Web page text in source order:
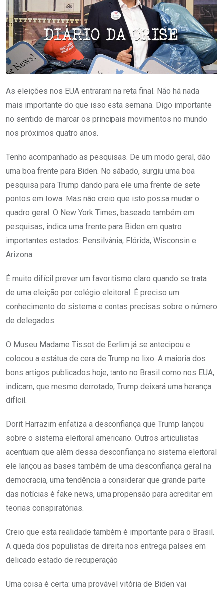
As eleições nos EUA entraram na reta final. Não há nada
mais importante do que isso esta semana. Digo importante
no sentido de marcar os principais movimentos no mundo
nos próximos quatro anos.
Tenho acompanhado as pesquisas. De um modo geral, dão
uma boa frente para Biden. No sábado, surgiu uma boa
pesquisa para Trump dando para ele uma frente de sete
pontos em Iowa. Mas não creio que isto possa mudar o
quadro geral. O New York Times, baseado também em
pesquisas, indica uma frente para Biden em quatro
importantes estados: Pensilvânia, Flórida, Wisconsin e
Arizona.
É muito difícil prever um favoritismo claro quando se trata
de uma eleição por colégio eleitoral. É preciso um
conhecimento do sistema e contas precisas sobre o número
de delegados.
O Museu Madame Tissot de Berlim já se antecipou e
colocou a estátua de cera de Trump no lixo. A maioria dos
bons artigos publicados hoje, tanto no Brasil como nos EUA,
indicam, que mesmo derrotado, Trump deixará uma herança
difícil.
Dorit Harrazim enfatiza a desconfiança que Trump lançou
sobre o sistema eleitoral americano. Outros articulistas
acentuam que além dessa desconfiança no sistema eleitoral
ele lançou as bases também de uma desconfiança geral na
democracia, uma tendência a considerar que grande parte
das notícias é fake news, uma propensão para acreditar em
teorias conspiratórias.
Creio que esta realidade também é importante para o Brasil.
A queda dos populistas de direita nos entrega países em
delicado estado de recuperação
Uma coisa é certa: uma provável vitória de Biden vai